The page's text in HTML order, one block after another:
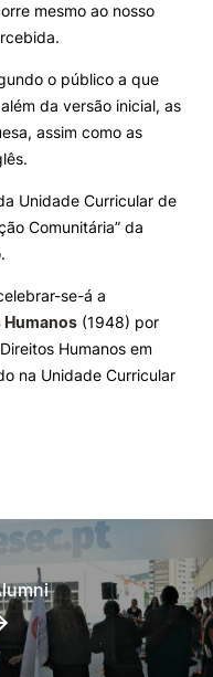
mesmo ao nosso
o público a que
da versão inicial, as
assim como as
Unidade Curricular de
Comunitária” da
se-á a
Humanos (1948) por
Humanos em
na Unidade Curricular